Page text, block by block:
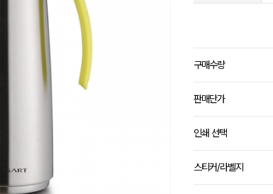
구매수량
판매단가
인쇄 선택
스티커/라벨지